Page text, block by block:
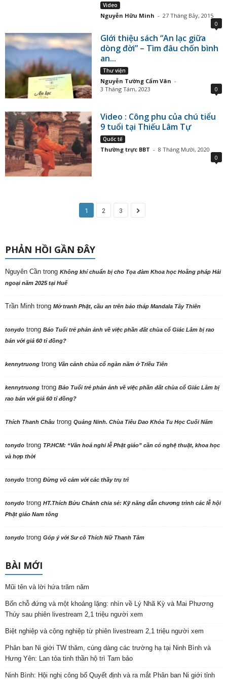
Video
Nguyễn Hữu Minh - 27 Tháng Bảy, 2015
0
GIới thiệu sách “An lạc giữa
dòng đời” – Tìm đâu chốn bình
an...
Thư viện
Nguyễn Tường Cẩm Vân -
3 Tháng Tám, 2023
0
Video : Công phu của chú tiểu
9 tuổi tại Thiếu Lâm Tự
Quốc tế
Thường trực BBT - 8 Tháng Mười, 2020
0
1 2 3
PHẢN HỒI GẦN ĐÂY
Nguyên Cần trong Không khí chuẩn bị cho Tọa đàm Khoa học Hoằng pháp Hải
ngoại năm 2025 tại Huế
Trần Minh trong Mở tranh Phật, cầu an trên bảo tháp Mandala Tây Thiên
tonydo trong Báo Tuổi trẻ phản ảnh về việc phần đất chùa cổ Giác Lâm bị rao
bán với giá 60 tỉ đồng?
kennytruong trong Vãn cảnh chùa cổ ngàn năm ở Triều Tiên
kennytruong trong Báo Tuổi trẻ phản ảnh về việc phần đất chùa cổ Giác Lâm bị
rao bán với giá 60 tỉ đồng?
Thích Thanh Châu trong Quảng Ninh. Chùa Tiêu Dao Khóa Tu Học Cuối Năm
tonydo trong TP.HCM: “Văn hoá nghi lễ Phật giáo” cần có nghệ thuật, khoa học
và hợp thời
tonydo trong Đừng vô cảm với các thầy trụ trì
tonydo trong HT.Thích Bửu Chánh chia sẻ: Kỹ năng dẫn chương trình các lễ hội
Phật giáo Nam tông
tonydo trong Góp ý với Sư cô Thích Nữ Thanh Tâm
BÀI MỚI
Mũi tên và lời hứa trăm năm
Bốn chỗ đứng và một khoảng lặng: nhìn về Lý Nhã Kỳ và Mai Phương
Thúy sau phiên livestream 2,1 triệu người xem
Biệt nghiệp và cộng nghiệp từ phiên livestream 2,1 triệu người xem
Phân ban Ni giới TW thăm, cúng dàng các trường hạ tại Ninh Bình và
Hưng Yên: Lan tỏa tinh thần hộ trì Tam bảo
Ninh Bình: Hội nghị công bố Quyết định và ra mắt Phân ban Ni giới tỉnh